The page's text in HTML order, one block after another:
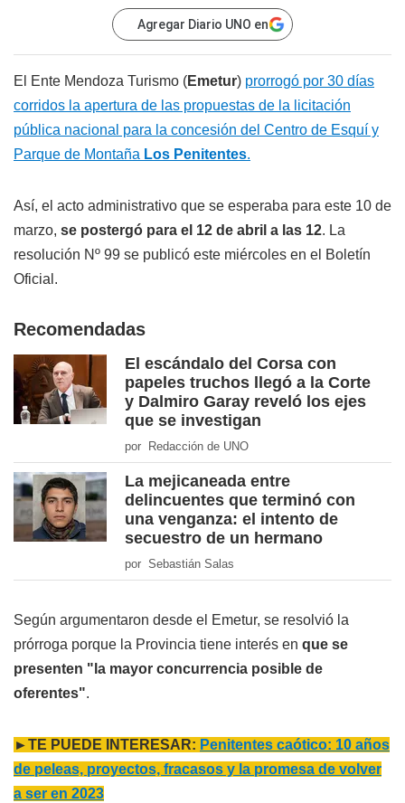
Agregar Diario UNO en
El Ente Mendoza Turismo (Emetur) prorrogó por 30 días
corridos la apertura de las propuestas de la licitación
pública nacional para la concesión del Centro de Esquí y
Parque de Montaña Los Penitentes.
Así, el acto administrativo que se esperaba para este 10 de
marzo, se postergó para el 12 de abril a las 12. La
resolución Nº 99 se publicó este miércoles en el Boletín
Oficial.
Recomendadas
El escándalo del Corsa con
papeles truchos llegó a la Corte
y Dalmiro Garay reveló los ejes
que se investigan
por Redacción de UNO
La mejicaneada entre
delincuentes que terminó con
una venganza: el intento de
secuestro de un hermano
por Sebastián Salas
Según argumentaron desde el Emetur, se resolvió la
prórroga porque la Provincia tiene interés en que se
presenten "la mayor concurrencia posible de
oferentes".
►TE PUEDE INTERESAR: Penitentes caótico: 10 años
de peleas, proyectos, fracasos y la promesa de volver
a ser en 2023